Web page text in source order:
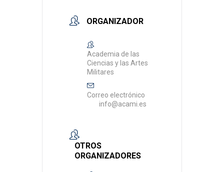
ORGANIZADOR
Academia de las
Ciencias y las Artes
Militares
Correo electrónico
info@acami.es
OTROS
ORGANIZADORES